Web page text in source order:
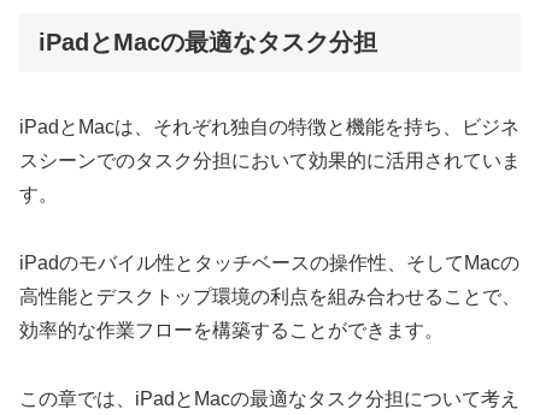
iPadとMacの最適なタスク分担
iPadとMacは、それぞれ独自の特徴と機能を持ち、ビジネ
スシーンでのタスク分担において効果的に活用されていま
す。
iPadのモバイル性とタッチベースの操作性、そしてMacの
高性能とデスクトップ環境の利点を組み合わせることで、
効率的な作業フローを構築することができます。
この章では、iPadとMacの最適なタスク分担について考え